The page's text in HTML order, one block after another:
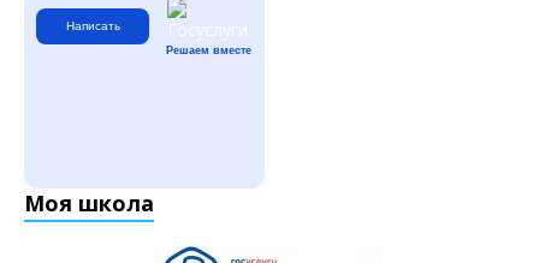
Написать
Решаем вместе
Моя школа